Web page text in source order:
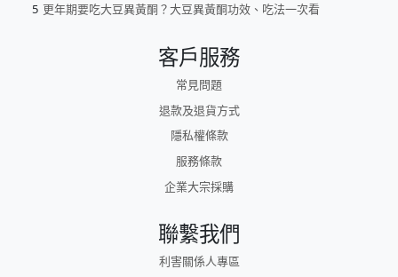
更年期要吃大豆異黃酮？大豆異黃酮功效、吃法一次看
客戶服務
常見問題
退款及退貨方式
隱私權條款
服務條款
企業大宗採購
聯繫我們
利害關係人專區